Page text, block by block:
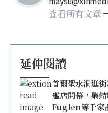
查看所有文章
延伸閱讀
首爾聖水洞逛
艦店開幕，集
Fuglen等千家